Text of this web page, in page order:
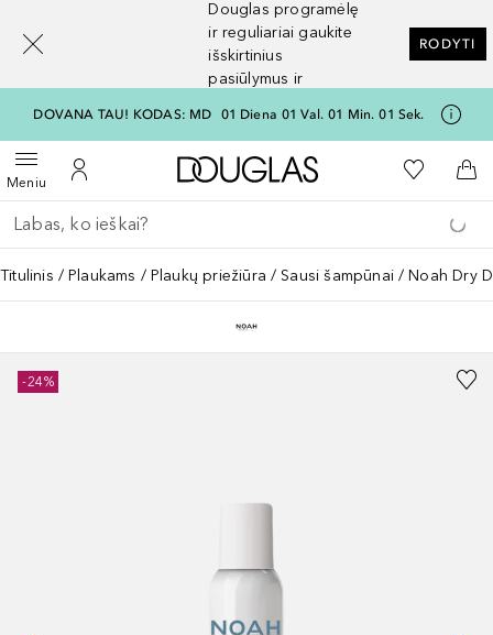
Douglas programėlę
ir reguliariai gaukite
išskirtinius
pasiūlymus ir
RODYTI
DOVANA TAU! KODAS: MD 01 Diena 01 Val. 01 Min. 01 Sek.
MeniuAtidaryti meniuĮ mano paskyrą
Į Douglas pagrindinį
Į mano
Į
Grįžk atgal
Vykdykite paiešką
Titulinis Plaukams Plaukų priežiūra Sausi šampūnai Noah Dry
-24%
[navigation.slideout.screenreader]